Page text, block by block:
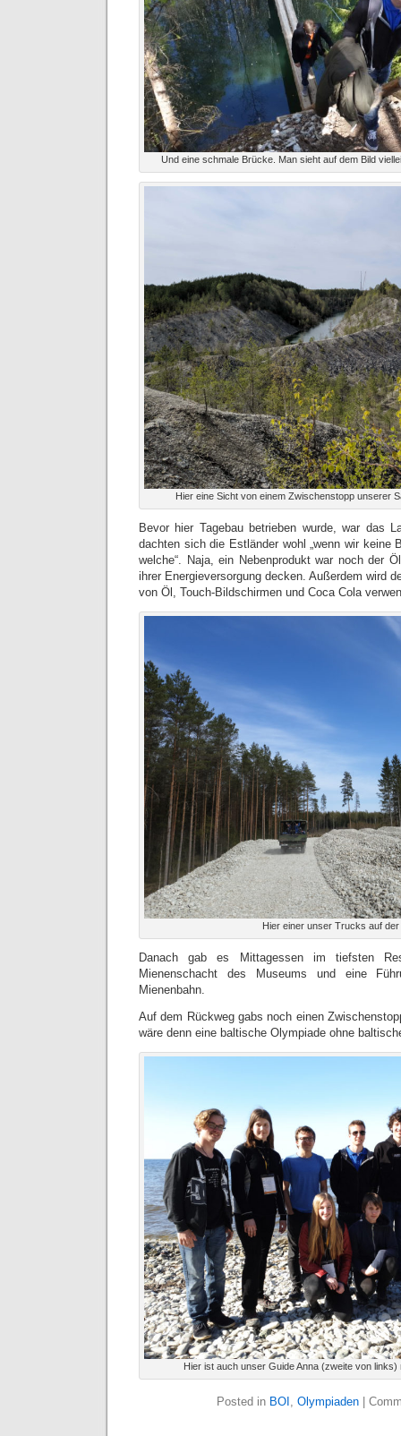
Und eine schmale Brücke. Man sieht auf dem Bild
Hier eine Sicht von einem Zwischenstopp unserer
Bevor hier Tagebau betrieben wurde, war das
dachten sich die Estländer wohl „wenn wir keine
welche“. Naja, ein Nebenprodukt war noch der
ihrer Energieversorgung decken. Außerdem wird
von Öl, Touch-Bildschirmen und Coca Cola
Hier einer unser Trucks auf der
Danach gab es Mittagessen im tiefsten
Mienenschacht des Museums und eine
Mienenbahn.
Auf dem Rückweg gabs noch einen
wäre denn eine baltische Olympiade ohne
Hier ist auch unser Guide Anna (zweite von links)
Posted in BOI , Olympiaden|